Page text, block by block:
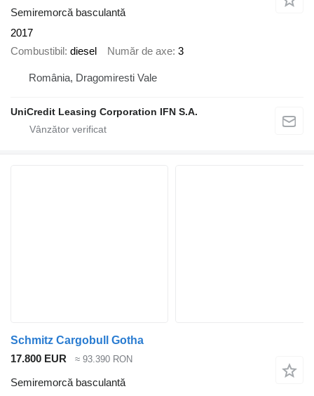
Semiremorcă basculantă
2017
Combustibil diesel Număr de axe 3
România, Dragomiresti Vale
UniCredit Leasing Corporation IFN S.A.
Schmitz Cargobull Gotha
17.800 EUR
≈ 93.390 RON
Semiremorcă basculantă